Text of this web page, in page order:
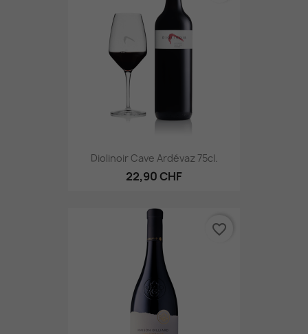
Diolinoir Cave Ardévaz 75cl.
22,90 CHF
favorite_border